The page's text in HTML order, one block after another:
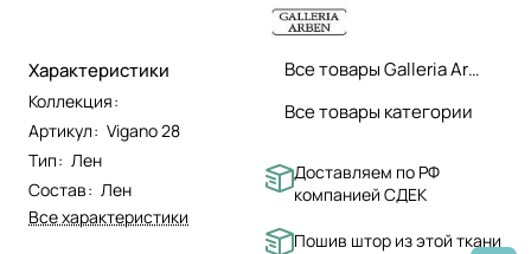
Характеристики
Коллекция:
Артикул: Vigano 28
Тип: Лен
Состав: Лен
Все характеристики
Все товары Galleria Arben
Все товары категории
Доставляем по РФ
компанией СДЕК
Пошив штор из этой ткани